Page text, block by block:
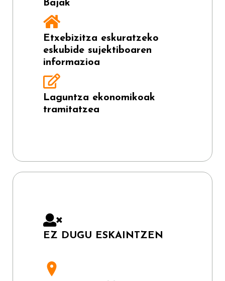
Bajak
Etxebizitza eskuratzeko
eskubide sujektiboaren
informazioa
Laguntza ekonomikoak
tramitatzea
EZ DUGU ESKAINTZEN